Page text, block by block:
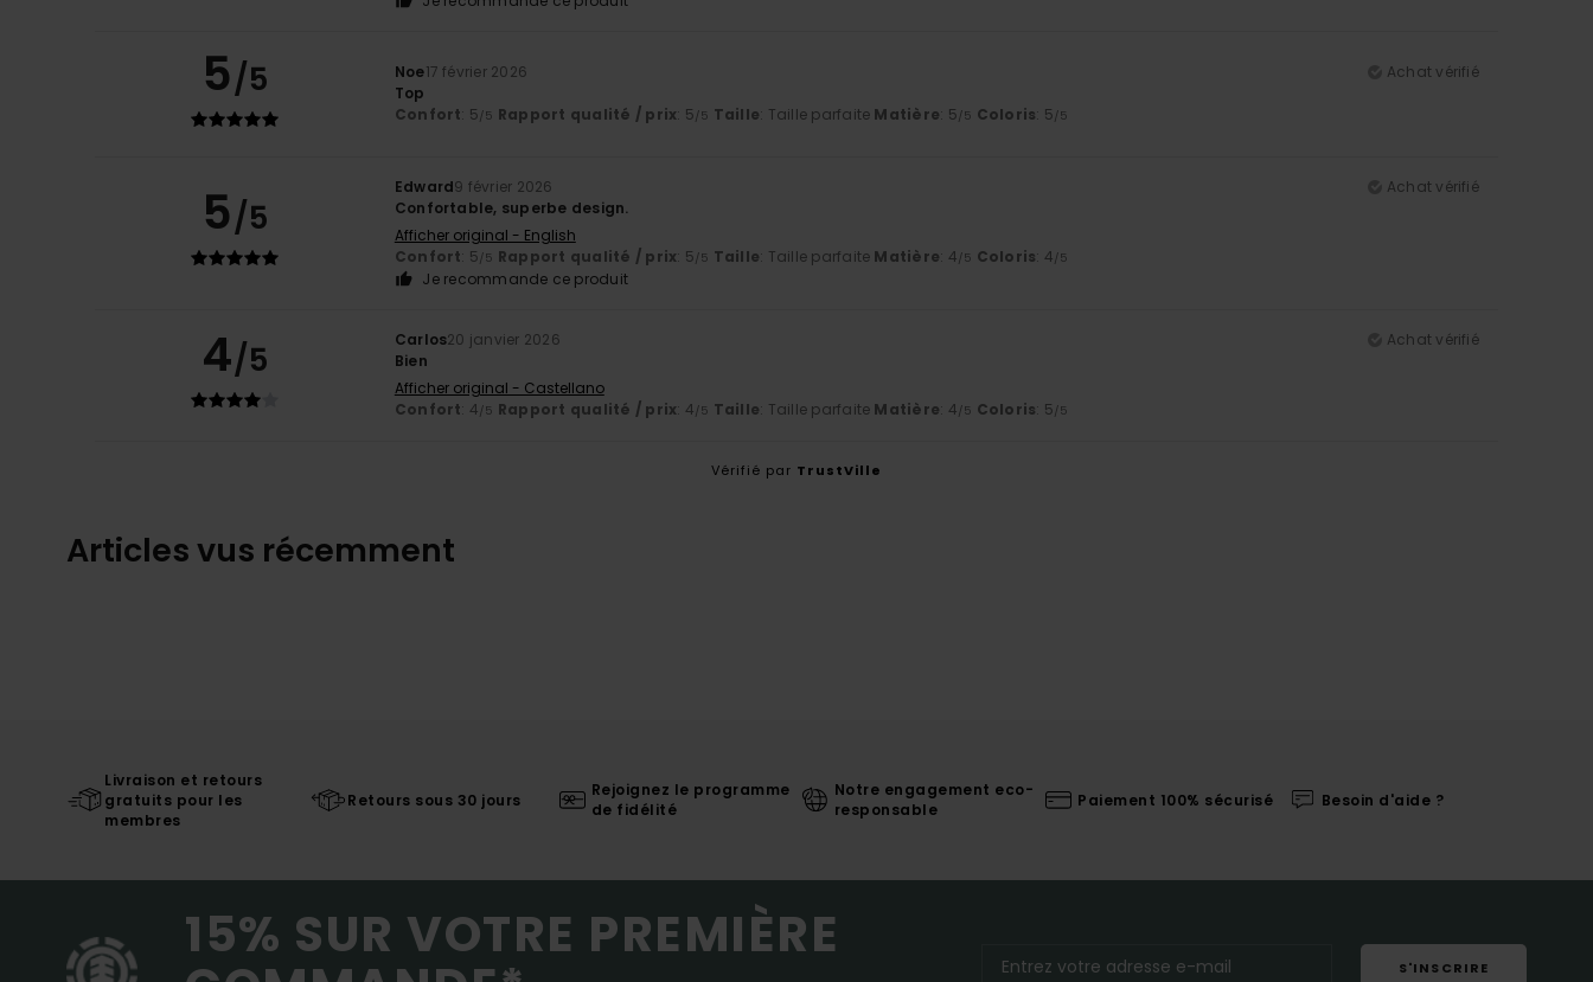
5/5 Noe17 février 2026
Achat vérifié
Top
Confort: 5/5 Rapport qualité / prix: 5/5 Taille: Taille parfaite Matière: 5/5 Coloris: 5/5
5/5
Edward9 février 2026
Achat vérifié
Confortable, superbe design.
Afficher original - English
Confort: 5/5 Rapport qualité / prix: 5/5 Taille: Taille parfaite Matière: 4/5 Coloris: 4/5
Je recommande ce produit
4/5 Carlos20 janvier 2026
Achat vérifié
Bien
Afficher original - Castellano
Confort: 4/5 Rapport qualité / prix: 4/5 Taille: Taille parfaite Matière: 4/5 Coloris: 5/5
Vérifié par TrustVille
Articles vus récemment
Livraison et retours
gratuits pour les
membres
Retours sous 30 jours
Rejoignez le programme
de fidélité
Notre engagement eco-
responsable
Paiement 100% sécurisé Besoin d'aide ?
15% SUR VOTRE PREMIÈRE
S'INSCRIRE